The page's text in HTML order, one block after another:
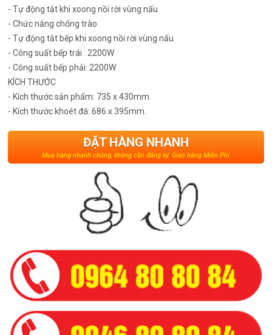
- Tự động tắt khi xoong nồi rời vùng nấu
- Chức năng chống trào
- Tự động tắt bếp khi xoong nồi rời vùng nấu
- Công suất bếp trái : 2200W
- Công suất bếp phải: 2200W
KÍCH THƯỚC
- Kích thước sản phẩm: 735 x 430mm.
- Kích thước khoét đá: 686 x 395mm.
ĐẶT HÀNG NHANH
Mua hàng nhanh chóng, không cần đăng ký. Giao hàng Miễn Phí